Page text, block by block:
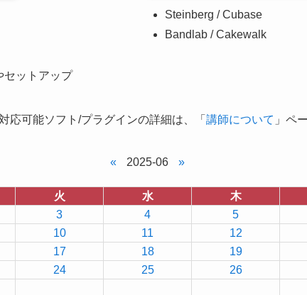
セットアップ
Steinberg / Cubase
Bandlab / Cakewalk
応可能ソフト/プラグインの詳細は、「 講師について 」ペ
« 2025-06 »
火 水 木
3 4 5
10 11 12
17 18 19
24 25 26